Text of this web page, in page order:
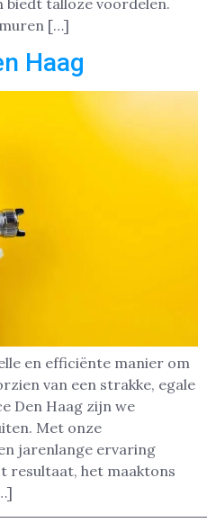
biedt talloze voordelen.
[…]
Haag
en efficiënte manier om
van een strakke, egale
Den Haag zijn we
Met onze
jarenlange ervaring
resultaat, het maaktons